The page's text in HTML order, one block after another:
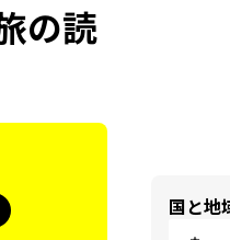
の読
国と地